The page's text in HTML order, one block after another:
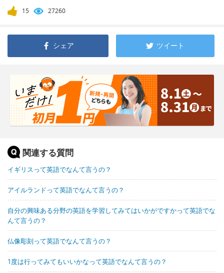
15 27260
シェア ツイート
関連する質問
イギリスって英語でなんて言うの？
アイルランドって英語でなんて言うの？
自分の興味ある分野の英語を学習してみてはいかがですかって英語でな
んて言うの？
仏像彫刻って英語でなんて言うの？
1度は行ってみてもいいかなって英語でなんて言うの？